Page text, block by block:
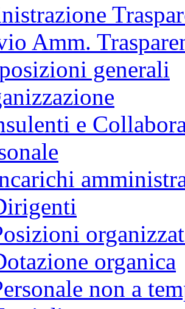
Amm.
generali
e
organica
non a